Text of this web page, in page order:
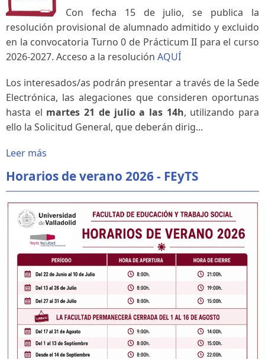
Con fecha 15 de julio, se publica la
resolución provisional de alumnado admitido y excluido
en la convocatoria Turno 0 de Prácticum II para el curso
2026-2027. Acceso a la resolución AQUÍ
Los interesados/as podrán presentar a través de la Sede
Electrónica, las alegaciones que consideren oportunas
hasta el martes 21 de julio a las 14h, utilizando para
ello la Solicitud General, que deberán dirig...
Leer más
Horarios de verano 2026 - FEyTS